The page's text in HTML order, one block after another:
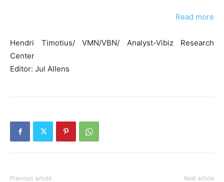
Read more
Hendri Timotius/ VMN/VBN/ Analyst-Vibiz Research
Center
Editor: Jul Allens
Previous article Next article